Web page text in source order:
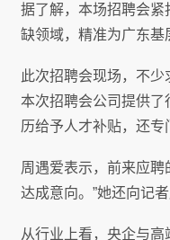
据了解，本场招聘会紧
缺领域，精准为广东基
此次招聘会现场，不
本次招聘会公司提供
历给予人才补贴，还专
周遇爱表示，前来应
达成意向。”她还向记
从行业上看，央企与